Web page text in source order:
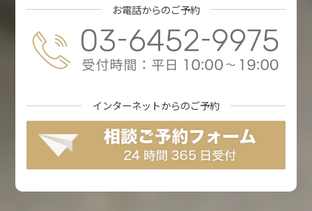
お電話からのご予約
インターネットからのご予約